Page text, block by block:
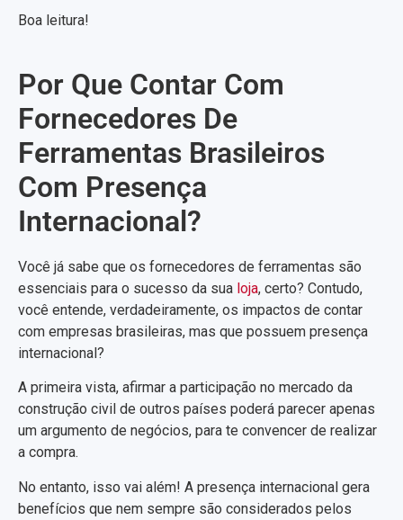
Boa leitura!
Por Que Contar Com
Fornecedores De
Ferramentas Brasileiros
Com Presença
Internacional?
Você já sabe que os fornecedores de ferramentas são
essenciais para o sucesso da sua loja, certo? Contudo,
você entende, verdadeiramente, os impactos de contar
com empresas brasileiras, mas que possuem presença
internacional?
A primeira vista, afirmar a participação no mercado da
construção civil de outros países poderá parecer apenas
um argumento de negócios, para te convencer de realizar
a compra.
No entanto, isso vai além! A presença internacional gera
benefícios que nem sempre são considerados pelos